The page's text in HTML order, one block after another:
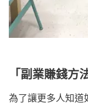
「副業賺錢方
為了讓更多人知道